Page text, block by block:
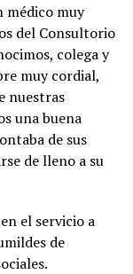
médico muy
del Consultorio
colega y
muy cordial,
nuestras
una buena
de sus
de lleno a su
el servicio a
de